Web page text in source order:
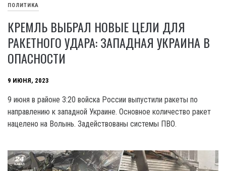
ПОЛИТИКА
КРЕМЛЬ ВЫБРАЛ НОВЫЕ ЦЕЛИ ДЛЯ
РАКЕТНОГО УДАРА: ЗАПАДНАЯ УКРАИНА В
ОПАСНОСТИ
9 ИЮНЯ, 2023
9 июня в районе 3:20 войска России выпустили ракеты по
направлению к западной Украине. Основное количество ракет
нацелено на Волынь. Задействованы системы ПВО.